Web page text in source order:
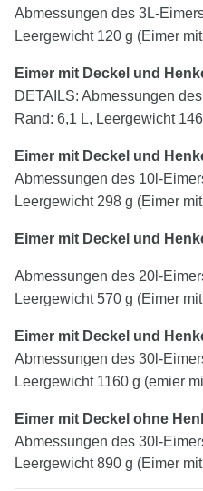
Abmessungen des 3L-
Leergewicht 120 g (Eimer
Eimer mit Deckel und
DETAILS: Abmessungen
Rand: 6,1 L, Leergewicht
Eimer mit Deckel und
Abmessungen des 10l-
Leergewicht 298 g (Eimer
Eimer mit Deckel und
Abmessungen des 20l-
Leergewicht 570 g (Eimer
Eimer mit Deckel und
Abmessungen des 30l-
Leergewicht 1160 g (emier
Eimer mit Deckel ohne
Abmessungen des 30l-
Leergewicht 890 g (Eimer